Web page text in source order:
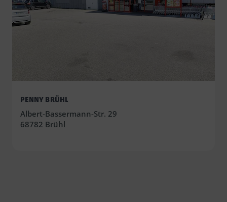
PENNY BRÜHL
Albert-Bassermann-Str. 29
68782 Brühl